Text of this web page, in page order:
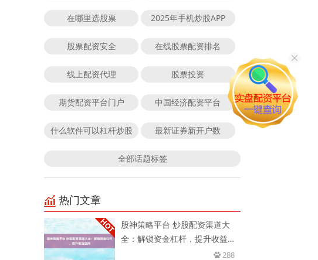
在哪里选股票 2025年手机炒股APP
股票配资安全 在线股票配资排名
线上配资代理 股票投资
期货配资平台门户 中国经济配资平台
什么软件可以杠杆炒股 最新证券新开户数
全部话题标签
热门文章
股神策略平台 炒股配资渠道大
全：解锁资金杠杆，提升收益空
288